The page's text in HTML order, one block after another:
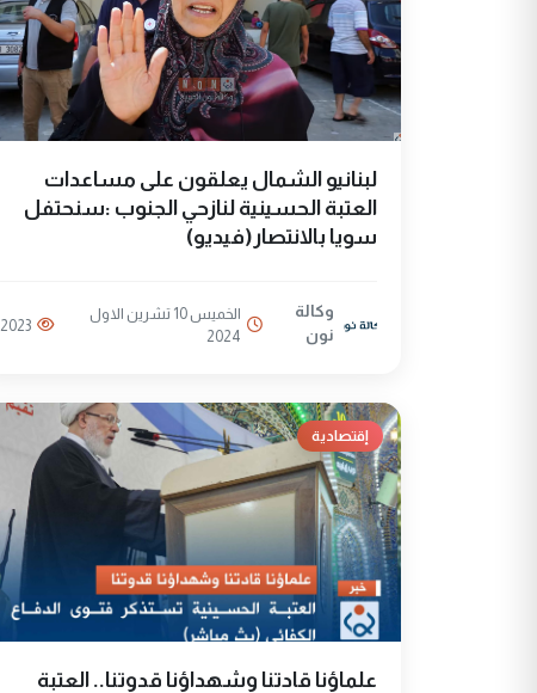
لبنانيو الشمال يعلقون على مساعدات
العتبة الحسينية لنازحي الجنوب :سنحتفل
سويا بالانتصار(فيديو)
وكالة
نون
الخميس 10 تشرين الاول
2024
2023
إقتصادية
علماؤنا قادتنا وشهداؤنا قدوتنا.. العتبة